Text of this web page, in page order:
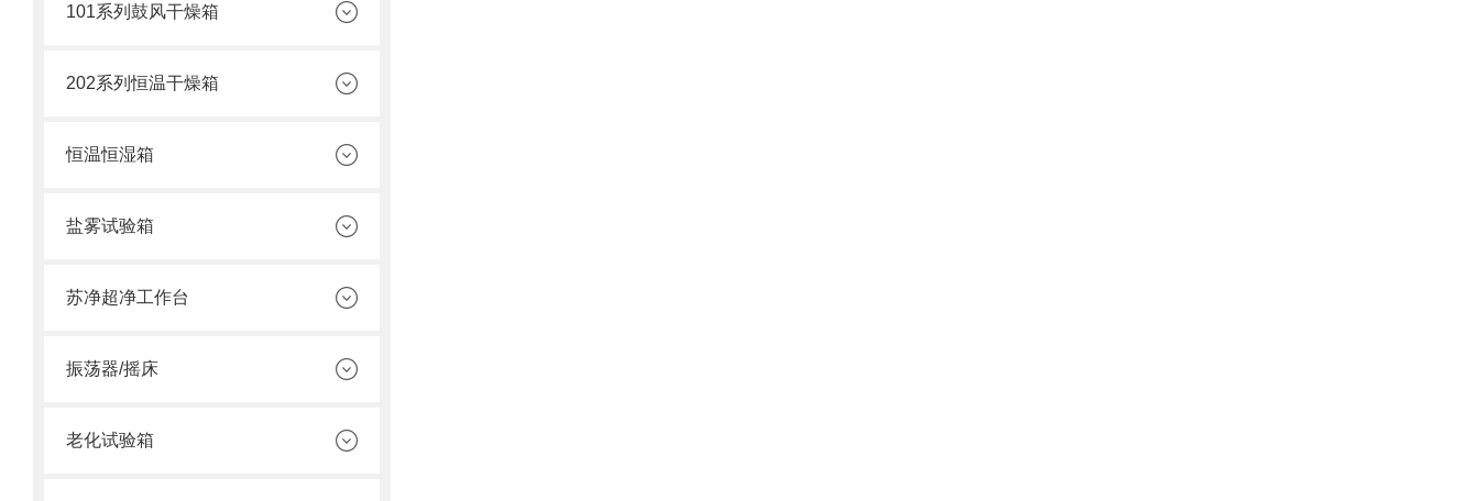
101系列鼓风干燥箱
202系列恒温干燥箱
恒温恒湿箱
盐雾试验箱
苏净超净工作台
振荡器/摇床
老化试验箱